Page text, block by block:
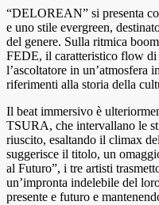
“DELOREAN” si presenta
e uno stile evergreen,
del genere. Sulla ritmica
FEDE, il caratteristico flow
l’ascoltatore in un’atmosfera
riferimenti alla storia della
Il beat immersivo è
TSURA, che intervallano le
riuscito, esaltando il climax
suggerisce il titolo, un
al Futuro”, i tre artisti
un’impronta indelebile del
presente e futuro e